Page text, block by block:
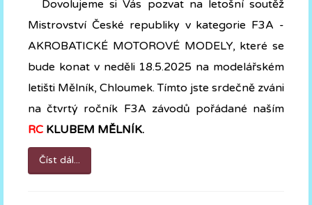
Dovolujeme si Vás pozvat na letošní soutěž
Mistrovství České republiky v kategorie F3A -
AKROBATICKÉ MOTOROVÉ MODELY, které se
bude konat v neděli 18.5.2025 na modelářském
letišti Mělník, Chloumek. Tímto jste srdečně zváni
na čtvrtý ročník F3A závodů pořádané naším
RC KLUBEM MĚLNÍK.
Číst dál...